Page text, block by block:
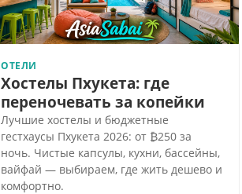
ОТЕЛИ
Хостелы Пхукета: где
переночевать за копейки
Лучшие хостелы и бюджетные
гестхаусы Пхукета 2026: от ₿250 за
ночь. Чистые капсулы, кухни, бассейны,
вайфай — выбираем, где жить дешево и
комфортно.